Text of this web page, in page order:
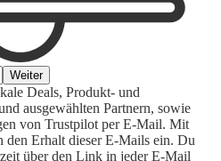
Weiter
Deals, Produkt- und
ausgewählten Partnern, sowie
von Trustpilot per E-Mail. Mit
Erhalt dieser E-Mails ein. Du
über den Link in jeder E-Mail